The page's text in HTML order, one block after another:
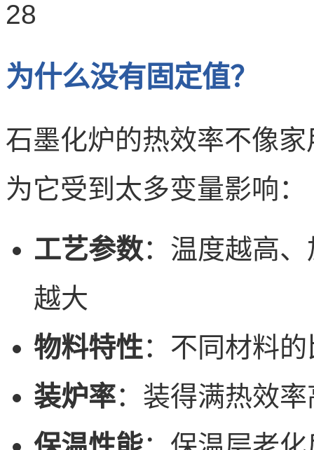
为什么没有固定值？
石墨化炉的热效率不像
为它受到太多变量影响：
工艺参数：温度越高
越大
物料特性：不同材料
装炉率：装得满热效